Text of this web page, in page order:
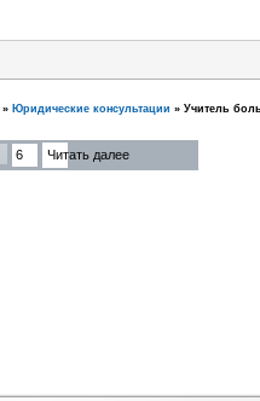
» Юридические консультации » Учитель
6 Читать далее